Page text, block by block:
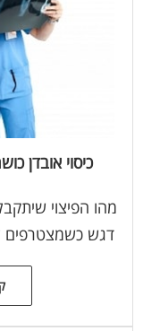
כיסוי אובדן
מהו הפיצוי
דגש כשמצטרפים